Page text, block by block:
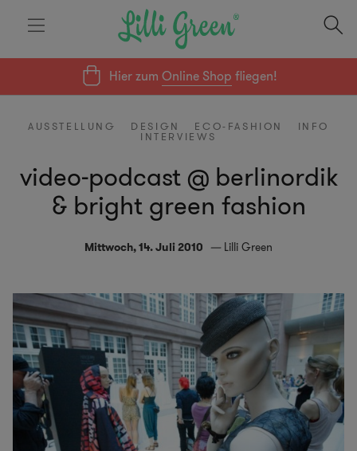
Hier zumOnline Shop fliegen!
AUSSTELLUNG DESIGN ECO-FASHION INFO
INTERVIEWS
video-podcast @ berlinordik
& bright green fashion
Mittwoch, 14. Juli 2010 Lilli Green